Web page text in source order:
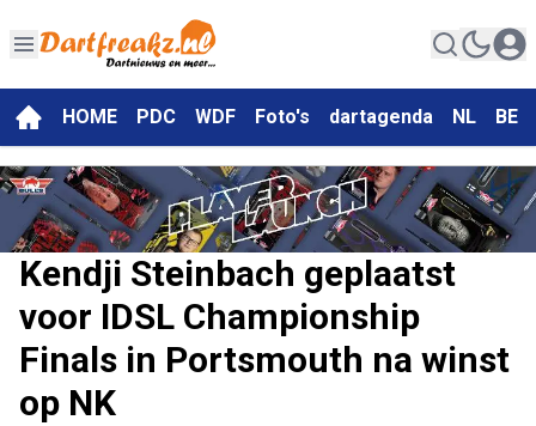
HOME PDC WDF Foto's dartagenda NL BE
Kendji Steinbach geplaatst
voor IDSL Championship
Finals in Portsmouth na winst
op NK